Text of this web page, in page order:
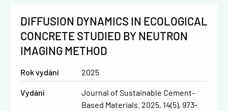
DIFFUSION DYNAMICS IN ECOLOGICAL
CONCRETE STUDIED BY NEUTRON
IMAGING METHOD
Rok vydání 2025
Vydání
Journal of Sustainable Cement-
Based Materials. 2025, 14(5), 973-